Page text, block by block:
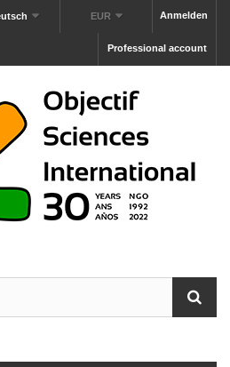
Anmelden
EUR
Professional account